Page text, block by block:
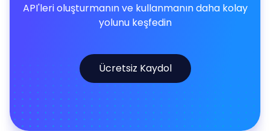
API'leri oluşturmanın ve kullanmanın daha kolay
yolunu keşfedin
Ücretsiz Kaydol